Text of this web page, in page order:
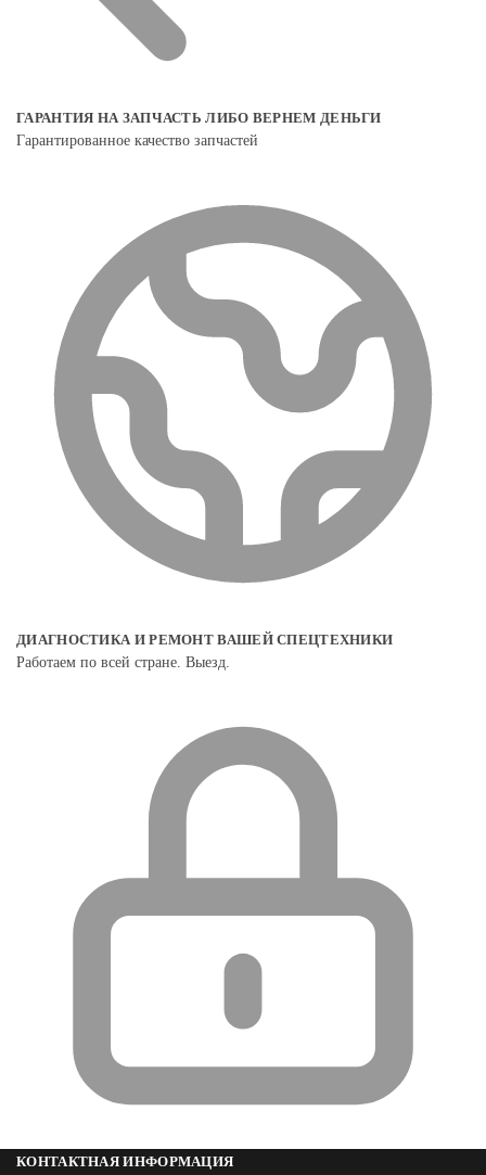
ГАРАНТИЯ НА ЗАПЧАСТЬ ЛИБО ВЕРНЕМ ДЕНЬГИ
Гарантированное качество запчастей
ДИАГНОСТИКА И РЕМОНТ ВАШЕЙ СПЕЦТЕХНИКИ
Работаем по всей стране. Выезд.
КОНТАКТНАЯ ИНФОРМАЦИЯ